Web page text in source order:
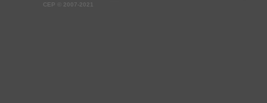
CEP 2007-2021